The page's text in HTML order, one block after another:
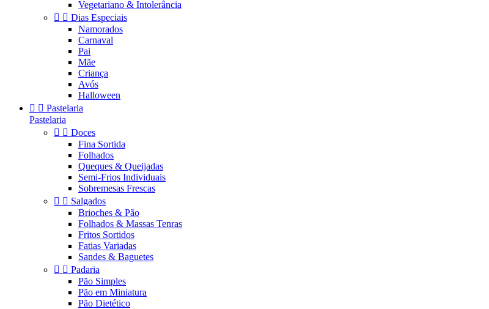
Vegetariano & Intolerância
  Dias Especiais
Namorados
Carnaval
Pai
Mãe
Criança
Avós
Halloween
  Pastelaria
Pastelaria
  Doces
Fina Sortida
Folhados
Queques & Queijadas
Semi-Frios Individuais
Sobremesas Frescas
  Salgados
Brioches & Pão
Folhados & Massas Tenras
Fritos Sortidos
Fatias Variadas
Sandes & Baguetes
  Padaria
Pão Simples
Pão em Miniatura
Pão Dietético